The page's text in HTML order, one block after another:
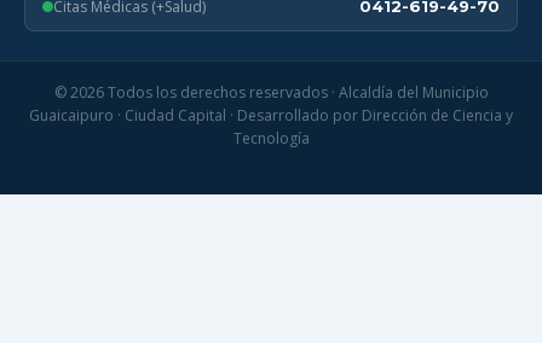
Citas Médicas (+Salud) 0412-619-49-70
© 2026 Todos los derechos reservados · Alcaldía del Municipio
Guaicaipuro · Ciudad Capital · Desarrollado por Dirección de Ciencia y
Tecnología